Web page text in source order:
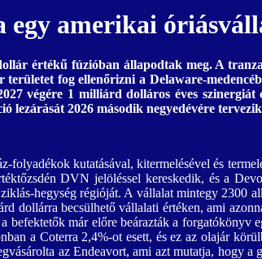
egy amerikai
értékű fúzióban állapodtak meg. A
fog ellenőrizni a Delaware-
végére 1 milliárd dolláros éves
lezárását 2026 második negyedévére
kutatásával, kitermelésével és
DVN jelöléssel kereskedik, és a
hegység régióját. A vállalat mintegy
dollárra becsülhető vállalati értéken, ami
már előre beárazták a forgatókönyv
a Coterra 2,4%-ot esett, és ez az olajár
az Endeavort, ami azt mutatja, hogy a